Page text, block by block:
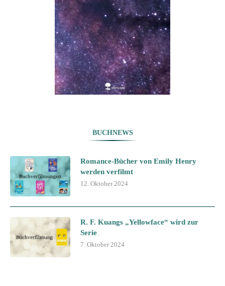
BUCHNEWS
Romance-Bücher von Emily Henry
werden verfilmt
12. Oktober 2024
R. F. Kuangs „Yellowface“ wird zur
Serie
7. Oktober 2024